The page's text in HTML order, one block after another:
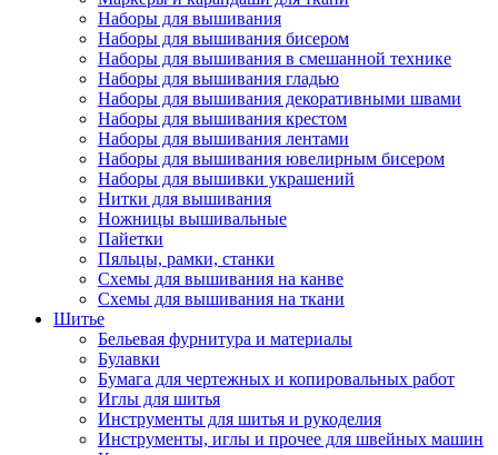
Наборы для вышивания
Наборы для вышивания бисером
Наборы для вышивания в смешанной технике
Наборы для вышивания гладью
Наборы для вышивания декоративными швами
Наборы для вышивания крестом
Наборы для вышивания лентами
Наборы для вышивания ювелирным бисером
Наборы для вышивки украшений
Нитки для вышивания
Ножницы вышивальные
Пайетки
Пяльцы, рамки, станки
Схемы для вышивания на канве
Схемы для вышивания на ткани
Шитье
Бельевая фурнитура и материалы
Булавки
Бумага для чертежных и копировальных работ
Иглы для шитья
Инструменты для шитья и рукоделия
Инструменты, иглы и прочее для швейных машин